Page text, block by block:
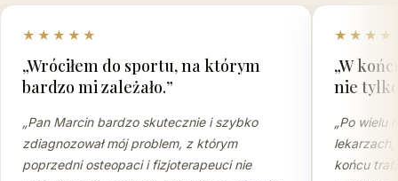
★★★★★
„Wróciłem do sportu, na którym
bardzo mi zależało.”
„Pan Marcin bardzo skutecznie i szybko
zdiagnozował mój problem, z którym
poprzedni osteopaci i fizjoterapeuci nie
„W
nie tylko
„Po wielu
końcu